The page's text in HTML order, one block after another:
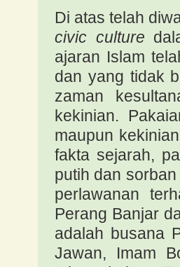
Di atas telah
civic culture
ajaran Islam
dan yang tidak
zaman
kekinian.
maupun
fakta sejarah,
putih dan
perlawanan
Perang Banjar
adalah busana
Jawan, Imam